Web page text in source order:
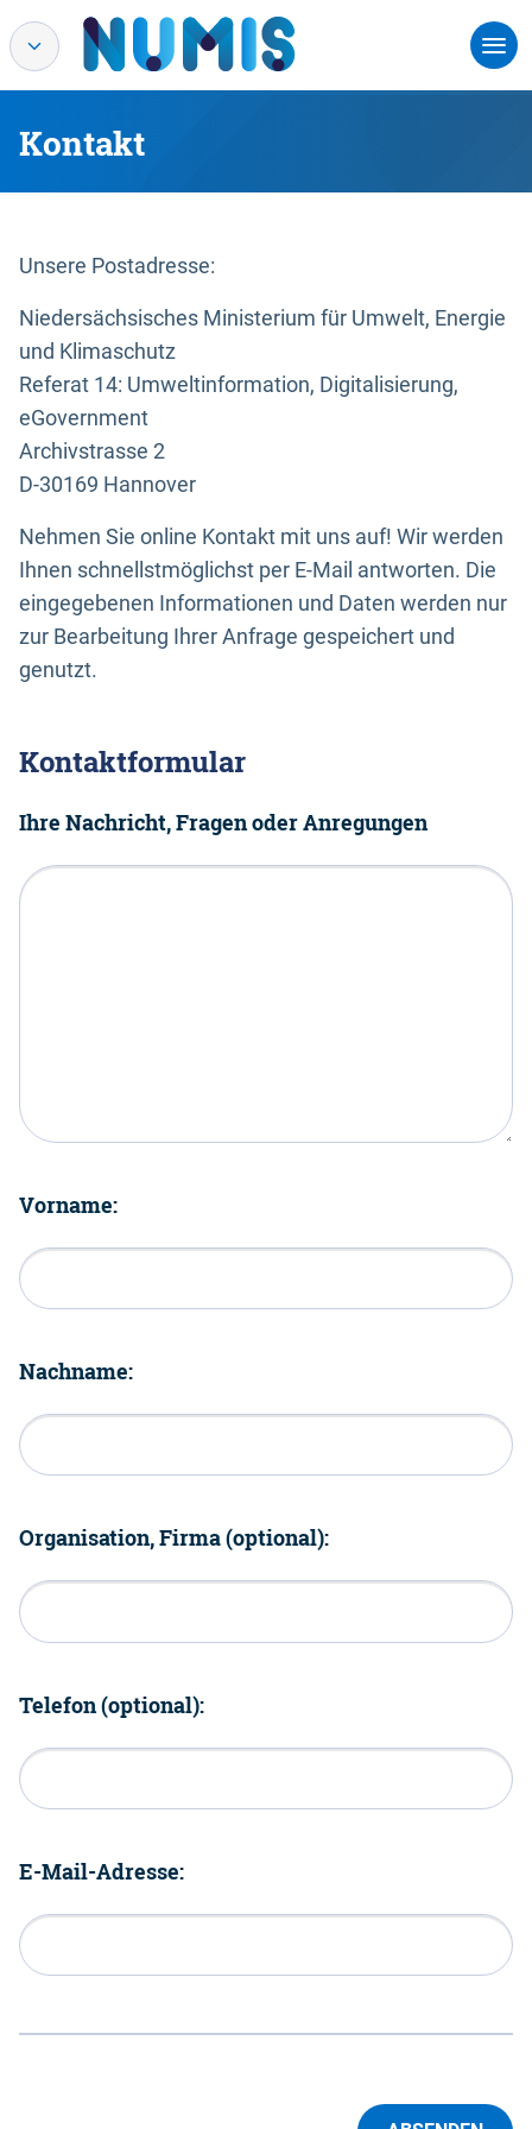
Kontakt
Unsere Postadresse:
Niedersächsisches Ministerium für Umwelt, Energie
und Klimaschutz
Referat 14: Umweltinformation, Digitalisierung,
eGovernment
Archivstrasse 2
D-30169 Hannover
Nehmen Sie online Kontakt mit uns auf! Wir werden
Ihnen schnellstmöglichst per E-Mail antworten. Die
eingegebenen Informationen und Daten werden nur
zur Bearbeitung Ihrer Anfrage gespeichert und
genutzt.
Kontaktformular
Ihre Nachricht, Fragen oder Anregungen
Vorname:
Nachname:
Organisation, Firma (optional):
Telefon (optional):
E-Mail-Adresse: